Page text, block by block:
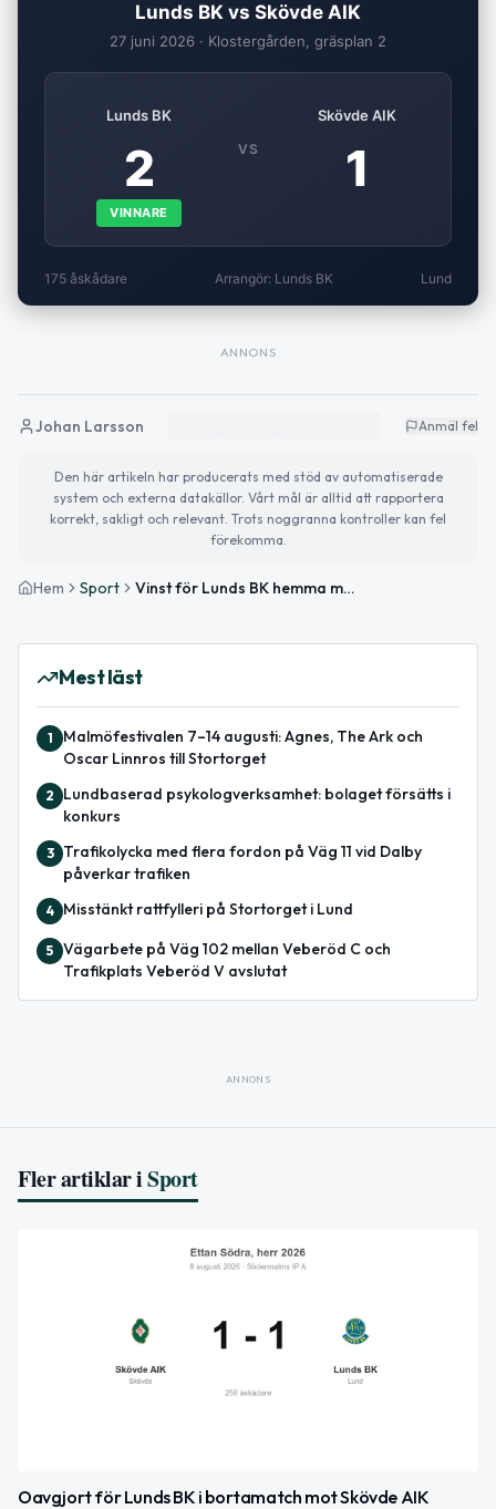
Lunds BK vs Skövde AIK
27 juni 2026 · Klostergården, gräsplan 2
Lunds BK
2
VINNARE
VS
Skövde AIK
1
175 åskådare Arrangör: Lunds BK Lund
ANNONS
Johan Larsson Anmäl fel
Den här artikeln har producerats med stöd av automatiserade
system och externa datakällor. Vårt mål är alltid att rapportera
korrekt, sakligt och relevant. Trots noggranna kontroller kan fel
förekomma.
Hem Sport Vinst för Lunds BK hemma mot Skövde AIK
Mest läst
1
Malmöfestivalen 7–14 augusti: Agnes, The Ark och
Oscar Linnros till Stortorget
2
Lundbaserad psykologverksamhet: bolaget försätts i
konkurs
3
Trafikolycka med flera fordon på Väg 11 vid Dalby
påverkar trafiken
4 Misstänkt rattfylleri på Stortorget i Lund
5 Vägarbete på Väg 102 mellan Veberöd C och
Trafikplats Veberöd V avslutat
ANNONS
Fler artiklar iSport
Oavgjort för Lunds BK i bortamatch mot Skövde AIK